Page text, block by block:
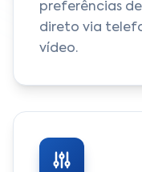
preferências
direto via
vídeo.